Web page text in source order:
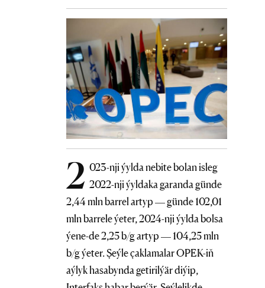
2 023-nji ýylda nebite bolan isleg
2022-nji ýyldaka garanda günde
2,44 mln barrel artyp — günde 102,01
mln barrele ýeter, 2024-nji ýylda bolsa
ýene-de 2,25 b/g artyp — 104,25 mln
b/g ýeter. Şeýle çaklamalar OPEK-iň
aýlyk hasabynda getirilýär diýip,